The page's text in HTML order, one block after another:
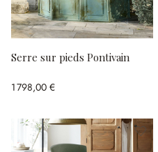
Serre sur pieds Pontivain
1 798,00 €